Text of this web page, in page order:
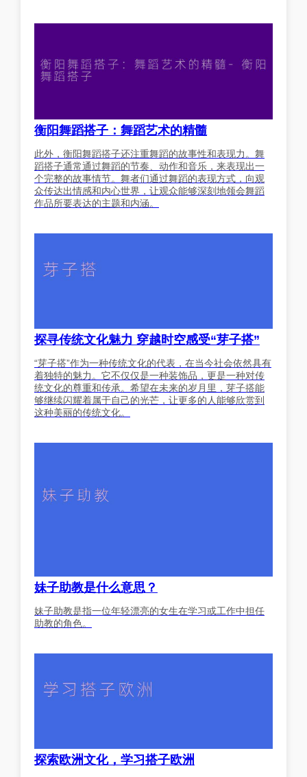
衡阳舞蹈搭子：舞蹈艺术的精髓
此外，衡阳舞蹈搭子还注重舞蹈的故事性和表现力。舞
蹈搭子通常通过舞蹈的节奏、动作和音乐，来表现出一
个完整的故事情节。舞者们通过舞蹈的表现方式，向观
众传达出情感和内心世界，让观众能够深刻地领会舞蹈
作品所要表达的主题和内涵。
探寻传统文化魅力 穿越时空感受“芽子搭”
“芽子搭”作为一种传统文化的代表，在当今社会依然具有
着独特的魅力。它不仅仅是一种装饰品，更是一种对传
统文化的尊重和传承。希望在未来的岁月里，芽子搭能
够继续闪耀着属于自己的光芒，让更多的人能够欣赏到
这种美丽的传统文化。
妹子助教是什么意思？
妹子助教是指一位年轻漂亮的女生在学习或工作中担任
助教的角色。
探索欧洲文化，学习搭子欧洲